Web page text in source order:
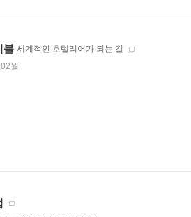
블 세계적인 호텔리어가 되는 길
월